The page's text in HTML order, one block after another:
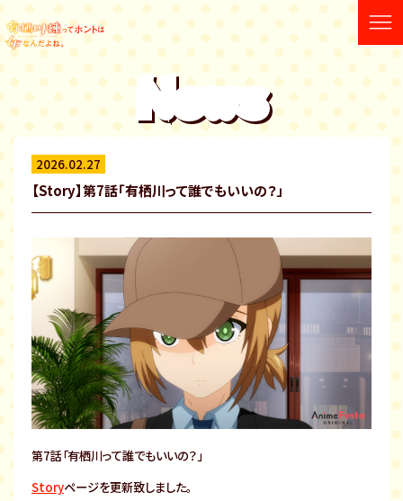
News
2026.02.27
【Story】第7話「有栖川って誰でもいいの？」
第7話「有栖川って誰でもいいの？」
Storyページを更新致しました。